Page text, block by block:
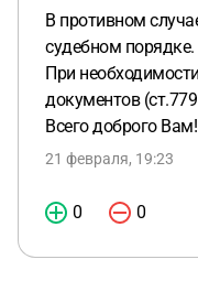
В противном
судебном порядке.
При
документов
Всего
21 февраля, 19:23
0 0